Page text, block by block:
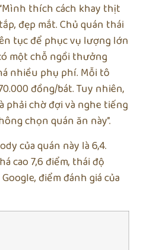
thích cách khay thịt
đẹp mắt. Chủ quán thái
tục để phục vụ lượng lớn
một chỗ ngồi thưởng
nhiều phụ phí. Mỗi tô
đồng/bát. Tuy nhiên,
phải chờ đợi và nghe tiếng
chọn quán ăn này”.
của quán này là 6,4.
cao 7,6 điểm, thái độ
điểm đánh giá của